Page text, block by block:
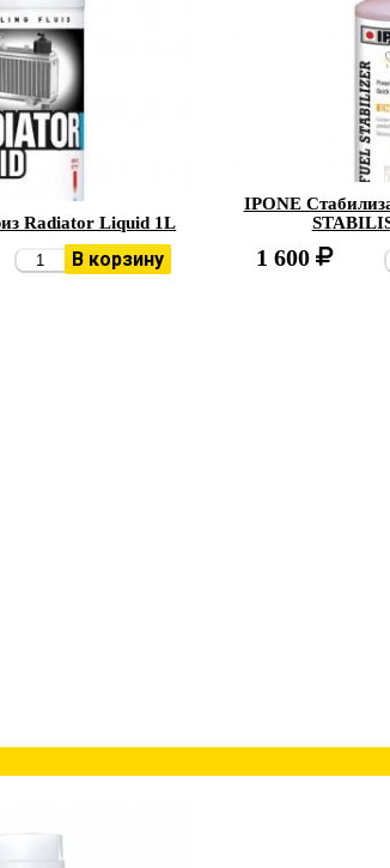
Radiator Liquid 1L
В корзину
IPONE
1 600